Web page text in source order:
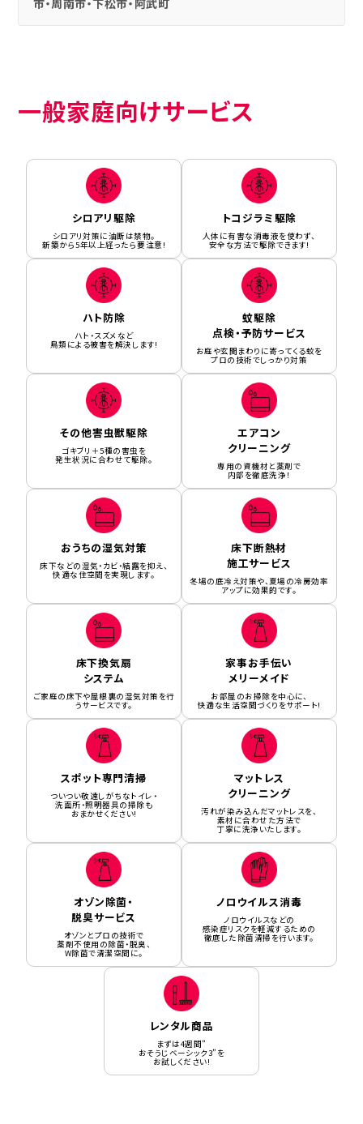
一般家庭向けサービス
シロアリ駆除
シロアリ対策に油断は禁物。
新築から5年以上経ったら要注意!
トコジラミ駆除
人体に有害な消毒液を使わず、
安全な方法で駆除できます!
ハト防除
ハト・スズメなど
鳥類による被害を解決します!
蚊駆除
点検・予防サービス
お庭や玄関まわりに寄ってくる蚊を
プロの技術でしっかり対策
その他害虫獣駆除
ゴキブリ＋5種の害虫を
発生状況に合わせて駆除。
エアコン
クリーニング
専用の資機材と薬剤で
内部を徹底洗浄！
おうちの湿気対策
床下などの湿気・カビ・結露を抑え、
快適な住空間を実現します。
床下断熱材
施工サービス
冬場の底冷え対策や、夏場の冷房効率
アップに効果的です。
床下換気扇
システム
ご家庭の床下や屋根裏の湿気対策を行
うサービスです。
家事お手伝い
メリーメイド
お部屋のお掃除を中心に、
快適な生活空間づくりをサポート!
スポット専門清掃
ついつい敬遠しがちなトイレ・
洗面所・照明器具の掃除も
おまかせください!
マットレス
クリーニング
汚れが染み込んだマットレスを、
素材に合わせた方法で
丁寧に洗浄いたします。
オゾン除菌・
脱臭サービス
オゾンとプロの技術で
薬剤不使用の除菌・脱臭、
W除菌で清潔空間に。
ノロウイルス消毒
ノロウイルスなどの
感染症リスクを軽減するための
徹底した除菌清掃を行います。
レンタル商品
まずは4週間”
おそうじベーシック3”を
お試しください!